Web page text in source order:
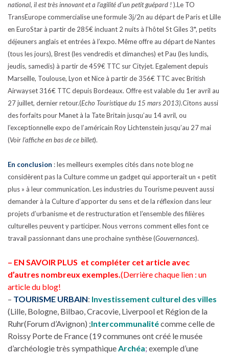
national, il est très innovant et a l’agilité d’un petit guépard !).Le TO
TransEurope commercialise une formule 3j/2n au départ de Paris et Lille
en EuroStar à partir de 285€ incluant 2 nuits à l’hôtel St Giles 3*, petits
déjeuners anglais et entrées à l’expo. Même offre au départ de Nantes
(tous les jours), Brest (les vendredis et dimanches) et Pau (les lundis,
jeudis, samedis) à partir de 459€ TTC sur Cityjet. Egalement depuis
Marseille, Toulouse, Lyon et Nice à partir de 356€ TTC avec British
Airwayset 316€ TTC depuis Bordeaux. Offre est valable du 1er avril au
27 juillet, dernier retour.(Echo Touristique du 15 mars 2013).Citons aussi
des forfaits pour Manet à la Tate Britain jusqu’au 14 avril, ou
l’exceptionnelle expo de l’américain Roy Lichtenstein jusqu’au 27 mai
(Voir l’affiche en bas de ce billet).
En conclusion : les meilleurs exemples cités dans note blog ne
considèrent pas la Culture comme un gadget qui apporterait un « petit
plus » à leur communication. Les industries du Tourisme peuvent aussi
demander à la Culture d’apporter du sens et de la réflexion dans leur
projets d’urbanisme et de restructuration et l’ensemble des filières
culturelles peuvent y participer. Nous verrons comment elles font ce
travail passionnant dans une prochaine synthèse (Gouvernances).
– EN SAVOIR PLUS et compléter cet article avec
d’autres nombreux exemples.(Derrière chaque lien : un
article du blog!
– TOURISME URBAIN: Investissement culturel des villes
(Lille, Bologne, Bilbao, Cracovie, Liverpool et Région de la
Ruhr(Forum d’Avignon) ;Intercommunalitécomme celle de
Roissy Porte de France (19 communes ont créé le musée
d’archéologie très sympathiqueArchéa; exemple d’une